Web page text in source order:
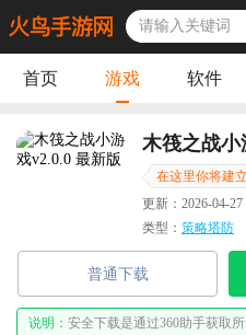
首页 游戏 软件
木筏之战小
在这里你将建
更新： 2026-04-27
类型： 策略塔防
普通下载
说明： 安全下载是通过360助手获取